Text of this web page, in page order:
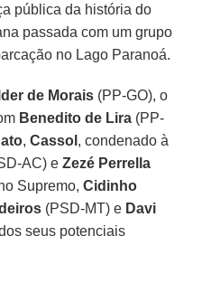
pública da história do
passada com um grupo
no Lago Paranoá.
de Morais (PP-GO), o
Benedito de Lira (PP-
,Cassol , condenado à
AC) eZezé Perrella
Supremo,Cidinho
(PSD-MT) e Davi
seus potenciais